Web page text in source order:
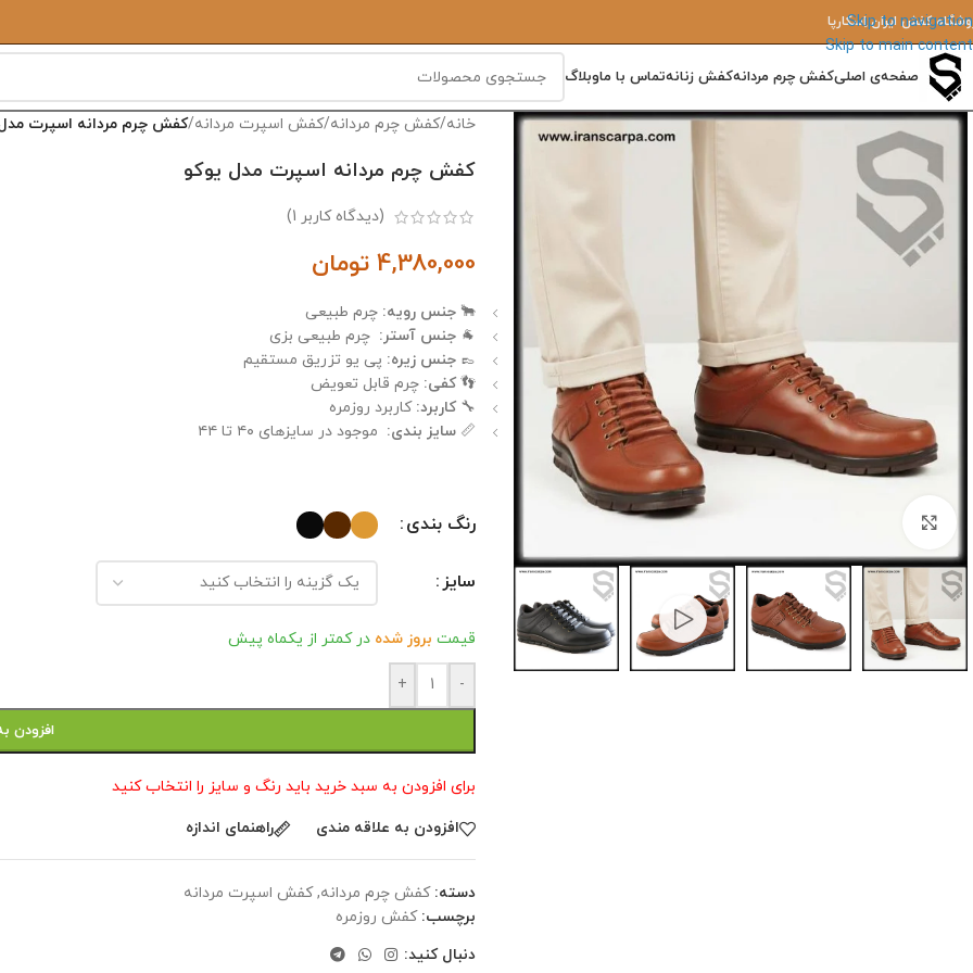
Skip to navigation
Skip to main content
کفش ایران‌ اِسکارپا
صفحه‌ی اصلیکفش چرم مردانهکفش زنانهتماس با ماوبلاگ
خانه/کفش چرم مردانه/کفش اسپرت مردانه/کفش چرم مردانه اسپرت
کفش چرم مردانه اسپرت مدل یوکو
(دیدگاه کاربر 1
)
4,380,000 تومان
🐂 جنس رویه: چرم طبیعی
🐐 جنس آستر: چرم طبیعی بزی
👞 جنس زیره: پی یو تزریق مستقیم
👣کفی: چرم قابل تعویض
🔧کاربرد: کاربرد روزمره
📏 سایز بندی: موجود در سایزهای ۴۰ تا ۴۴
رنگ بندی
سایز
قیمت بروز شده در کمتر از یکماه پیش
-
+
افزودن
برای افزودن به سبد خرید باید رنگ و سایز را انتخاب کنید
افزودن به علاقه مندی راهنمای اندازه
دسته: کفش چرم مردانه, کفش اسپرت مردانه
برچسب: کفش روزمره
دنبال کنید: